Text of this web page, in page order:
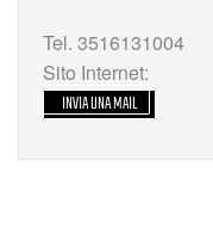
Tel. 3516131004
Sito Internet:
INVIA UNA MAIL